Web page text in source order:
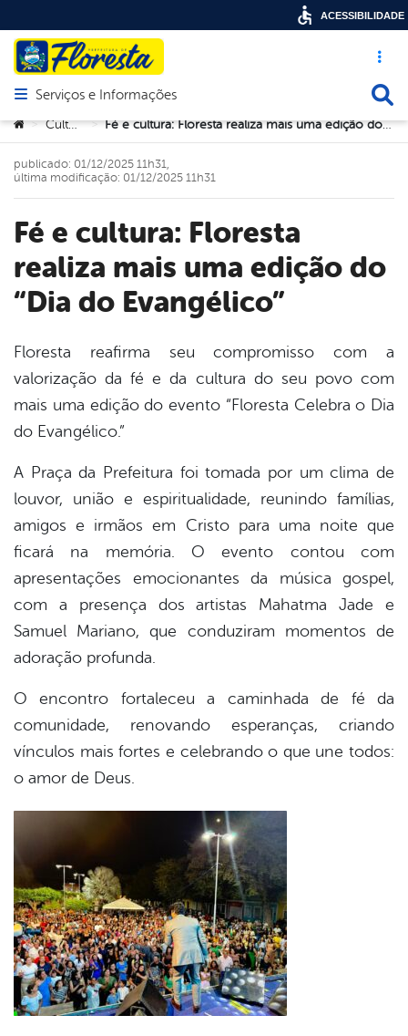
Acesso
Abrir menu principal de navegação
Serviços e Informações
Você está aqui:
> Cultura > Fé e cultura: Floresta realiza mais uma edição do “Dia do Evangélico”
Fé e cultura: Floresta
realiza mais uma edição do
“Dia do Evangélico”
publicado: 01/12/2025 11h31,
última modificação: 01/12/2025 11h31
Floresta reafirma seu compromisso com a
valorização da fé e da cultura do seu povo com
mais uma edição do evento “Floresta Celebra o Dia
do Evangélico.”
A Praça da Prefeitura foi tomada por um clima de
louvor, união e espiritualidade, reunindo famílias,
amigos e irmãos em Cristo para uma noite que
ficará na memória. O evento contou com
apresentações emocionantes da música gospel,
com a presença dos artistas Mahatma Jade e
Samuel Mariano, que conduziram momentos de
adoração profunda.
O encontro fortaleceu a caminhada de fé da
comunidade, renovando esperanças, criando
vínculos mais fortes e celebrando o que une todos:
o amor de Deus.
ACESSIBILIDADE